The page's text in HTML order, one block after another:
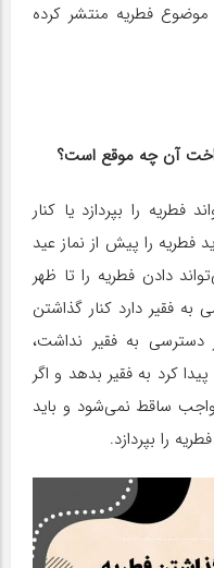
فطریه منتشر کرده
آن چه موقع است؟
را بپردازد یا کنار
فطریه را پیش از نماز عید
دادن فطریه را تا ظهر
به فقیر دارد کنار گذاشتن
دسترسی به فقیر نداشت،
کرد به فقیر بدهد و اگر
واجب ساقط نمی‌شود و باید
را بپردازد.